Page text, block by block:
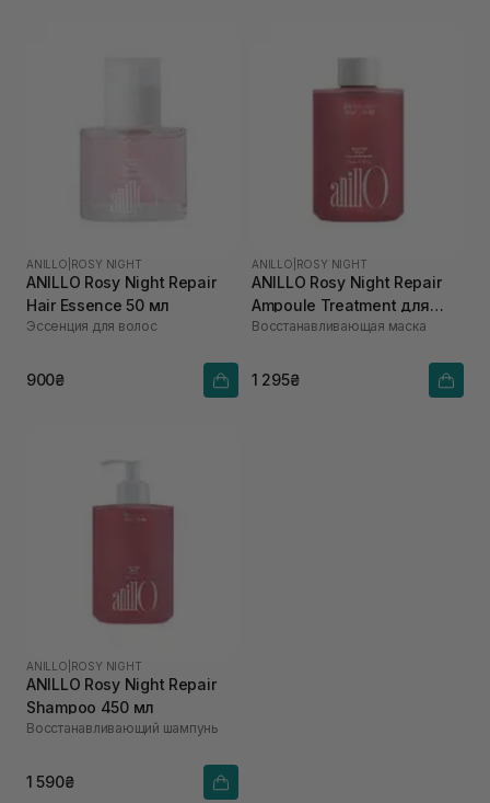
ANILLO ROSY NIGHT
ANILLO Rosy Night Repair
Hair Essence 50 мл
Эссенция для волос
900₴
ANILLO ROSY NIGHT
ANILLO Rosy Night Repair
Ampoule Treatment для
сухого та пошкодженого
Восстанавливающая маска
1 295₴
ANILLO ROSY NIGHT
ANILLO Rosy Night Repair
Shampoo 450 мл
Восстанавливающий шампунь
1 590₴